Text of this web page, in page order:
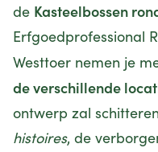
de Kasteelbossen
Erfgoedprofessional
Westtoer nemen je
deverschillende
ontwerp zal
histoires, de